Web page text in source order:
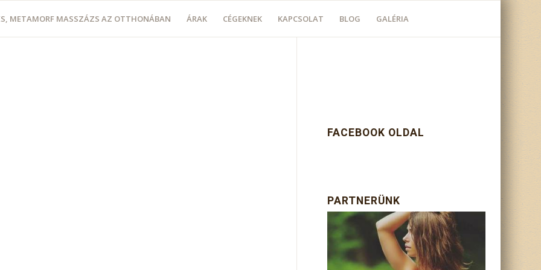
METAMORF MASSZÁZS AZ OTTHONÁBAN ÁRAK CÉGEKNEK KAPCSOLAT BLOG GALÉRIA
FACEBOOK OLDAL
PARTNERÜNK